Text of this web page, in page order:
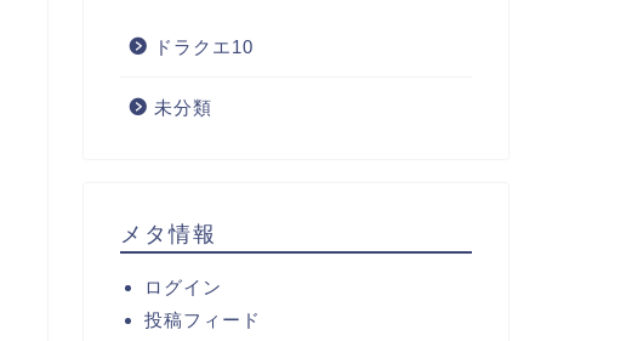
ドラクエ10
未分類
メタ情報
ログイン
投稿フィード